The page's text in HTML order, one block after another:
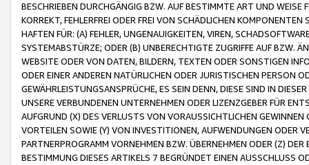
BESCHRIEBEN DURCHGÄNGIG BZW. AUF BESTIMMTE ART UND
KORREKT, FEHLERFREI ODER FREI VON SCHÄDLICHEN
HAFTEN FÜR: (A) FEHLER, UNGENAUIGKEITEN, VIREN,
SYSTEMABSTÜRZE; ODER (B) UNBERECHTIGTE ZUGRIFFE AUF BZW.
WEBSITE ODER VON DATEN, BILDERN, TEXTEN ODER SONSTIGEN
ODER EINER ANDEREN NATÜRLICHEN ODER JURISTISCHEN PERSON
GEWÄHRLEISTUNGSANSPRÜCHE, ES SEIN DENN, DIESE SIND IN
UNSERE VERBUNDENEN UNTERNEHMEN ODER LIZENZGEBER FÜR
AUFGRUND (X) DES VERLUSTS VON VORAUSSICHTLICHEN
VORTEILEN SOWIE (Y) VON INVESTITIONEN, AUFWENDUNGEN ODER
PARTNERPROGRAMM VORNEHMEN BZW. ÜBERNEHMEN ODER (Z)
BESTIMMUNG DIESES ARTIKELS 7 BEGRÜNDET EINEN AUSSCHLUSS